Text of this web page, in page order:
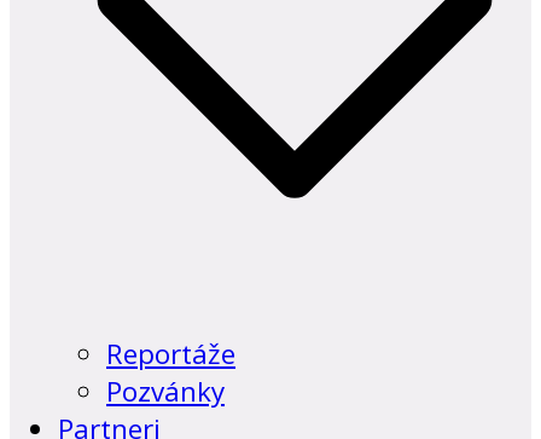
Reportáže
Pozvánky
Partneri